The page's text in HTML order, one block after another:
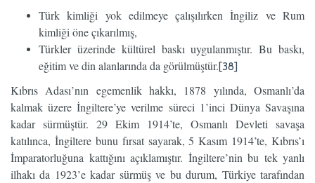
Türk kimliği yok edilmeye çalışılırken İngiliz ve Rum
kimliği öne çıkarılmış,
Türkler üzerinde kültürel baskı uygulanmıştır. Bu baskı,
eğitim ve din alanlarında da görülmüştür.[38]
Kıbrıs Adası’nın egemenlik hakkı, 1878 yılında, Osmanlı’da
kalmak üzere İngiltere’ye verilme süreci 1’inci Dünya Savaşına
kadar sürmüştür. 29 Ekim 1914’te, Osmanlı Devleti savaşa
katılınca, İngiltere bunu fırsat sayarak, 5 Kasım 1914’te, Kıbrıs’ı
İmparatorluğuna kattığını açıklamıştır. İngiltere’nin bu tek yanlı
ilhakı da 1923’e kadar sürmüş ve bu durum, Türkiye tarafından